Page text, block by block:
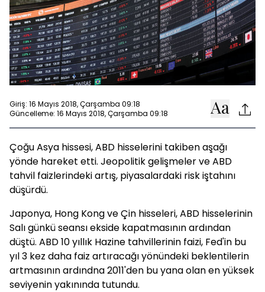
Giriş: 16 Mayıs 2018, Çarşamba 09:18
Güncelleme: 16 Mayıs 2018, Çarşamba 09:18
Çoğu Asya hissesi, ABD hisselerini takiben aşağı
yönde hareket etti. Jeopolitik gelişmeler ve ABD
tahvil faizlerindeki artış, piyasalardaki risk iştahını
düşürdü.
Japonya, Hong Kong ve Çin hisseleri, ABD hisselerinin
Salı günkü seansı ekside kapatmasının ardından
düştü. ABD 10 yıllık Hazine tahvillerinin faizi, Fed'in bu
yıl 3 kez daha faiz artıracağı yönündeki beklentilerin
artmasının ardındna 2011'den bu yana olan en yüksek
seviyenin yakınında tutundu.